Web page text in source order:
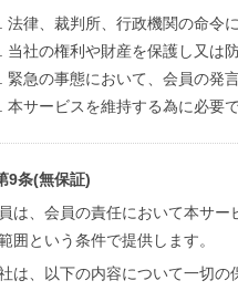
法律、裁判所、行政機関の命令
当社の権利や財産を保護し又は
緊急の事態において、会員の発
本サービスを維持する為に必要
9条(無保証)
は、会員の責任において本サ
囲という条件で提供します。
は、以下の内容について一切の